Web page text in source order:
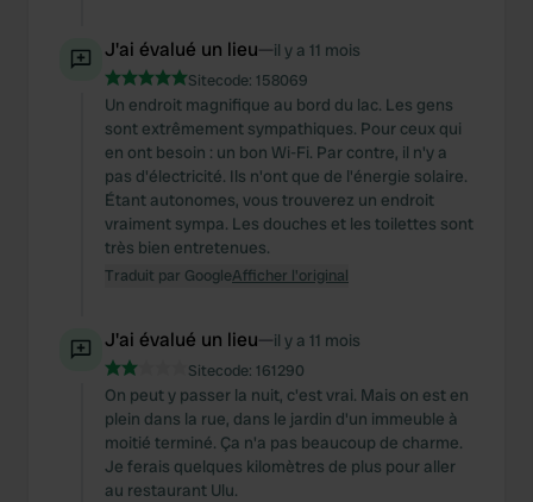
J'ai évalué un lieu—il y a 11 mois
Sitecode: 158069
Un endroit magnifique au bord du lac. Les gens
sont extrêmement sympathiques. Pour ceux qui
en ont besoin : un bon Wi-Fi. Par contre, il n'y a
pas d'électricité. Ils n'ont que de l'énergie solaire.
Étant autonomes, vous trouverez un endroit
vraiment sympa. Les douches et les toilettes sont
très bien entretenues.
Traduit par GoogleAfficher l'original
J'ai évalué un lieu—il y a 11 mois
Sitecode: 161290
On peut y passer la nuit, c'est vrai. Mais on est en
plein dans la rue, dans le jardin d'un immeuble à
moitié terminé. Ça n'a pas beaucoup de charme.
Je ferais quelques kilomètres de plus pour aller
au restaurant Ulu.